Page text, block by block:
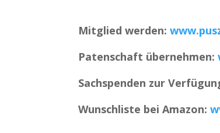
Mitglied werden:
Patenschaft übernehmen:
Sachspenden zur
Wunschliste bei Amazon: